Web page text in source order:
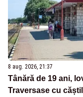
8 aug. 2026, 21:37
Tânără de 19 ani,
Traversase cu